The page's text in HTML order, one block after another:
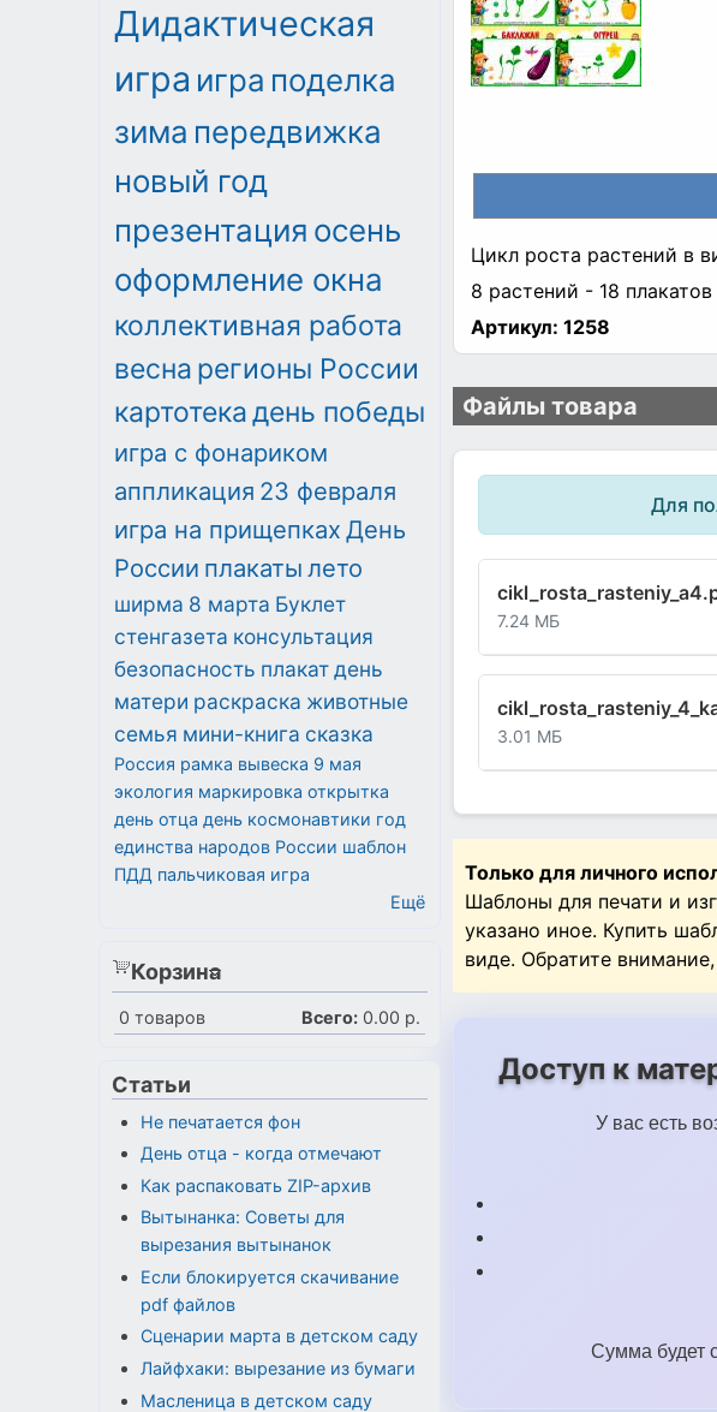
Цикл роста растений в
8 растений - 18 плакатов
Артикул: 1258
Файлы товара
Для
7.24 МБ
3.01 МБ
Только для личного
Шаблоны для печати и
указано иное. Купить
виде. Обратите
Доступ к
У вас есть
Сумма будет
Дидактическая
игра игра поделка
зима передвижка
новый год
презентация осень
оформление окна
коллективная работа
весна регионы России
картотекадень победы
игра с фонариком
аппликация 23 февраля
игра на прищепках День
России плакаты лето
ширма 8 марта Буклет
стенгазета консультация
безопасность плакатдень
матери раскраска животные
семья мини-книга сказка
Россия рамка вывеска 9 мая
экология маркировка открытка
день отца день космонавтики год
единства народов России шаблон
ПДД пальчиковая игра
Ещё
Корзина
0 товаров Всего: 0.00 р.
Статьи
Не печатается фон
День отца - когда отмечают
Как распаковать ZIP-архив
Вытынанка: Советы для
вырезания вытынанок
Если блокируется скачивание
pdf файлов
Сценарии марта в детском саду
Лайфхаки: вырезание из бумаги
Масленица в детском саду